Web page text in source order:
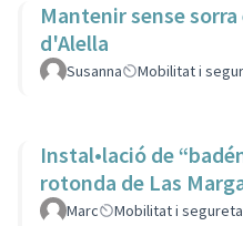
Mantenir sense
d'Alella
Susanna Mobilitat i
Instal•lació de
rotonda de Las
Marc Mobilitat i